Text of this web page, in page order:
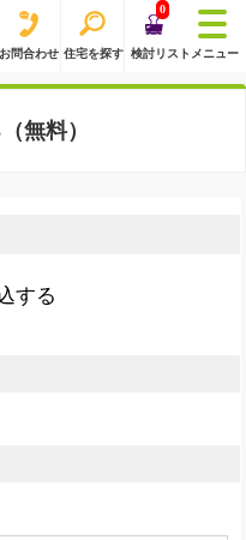
お問合わせ 住宅を探す
0
検討リスト メニュー
無料）
する